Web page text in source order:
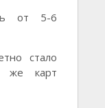
от 5-6
стало
же карт